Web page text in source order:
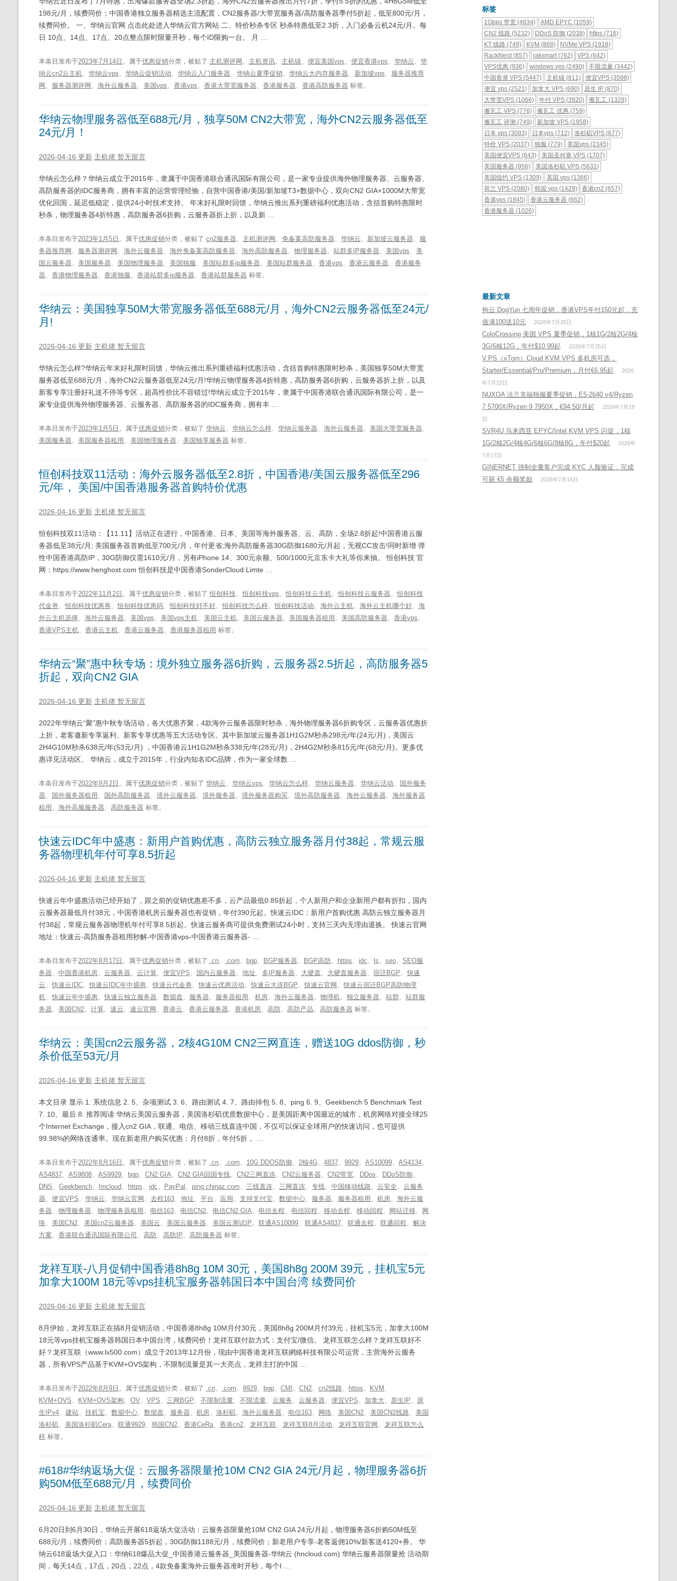
198元/月，续费同价；中国香港独立服务器精选主流配置，CN2服务器/大带宽服务器/高防服务器季付5折起，低至800元/月，
续费同价。 一、华纳云官网 点击此处进入华纳云官方网站 二、特价秒杀专区 秒杀特惠低至2.3折，入门必备云机24元/月。每
日 10点、14点、17点、20点整点限时限量开秒，每个ID限购一台。 月 …
本条目发布于2023年7月14日 。属于优惠促销分类，被贴了 主机测评网 、 主机资讯、 主机镇、 便宜美国vps、 便宜香港vps、 华纳云、 华
纳云cn2云主机、 华纳云vps、 华纳云促销活动、 华纳云入门服务器、 华纳云夏季促销、 华纳云大内存服务器、 新加坡vps、 服务器推荐
网 、 服务器测评网 、 海外云服务器、 美国vps、 香港vps、 香港大带宽服务器、 香港服务器、 香港高防服务器 标签。
华纳云物理服务器低至688元/月，独享50M CN2大带宽，海外CN2云服务器低至
24元/月！
2026-04-16 更新 主机佬 暂无留言
华纳云怎么样？华纳云成立于2015年，隶属于中国香港联合通讯国际有限公司，是一家专业提供海外物理服务器、云服务器、
高防服务器的IDC服务商，拥有丰富的运营管理经验，自营中国香港/美国/新加坡T3+数据中心，双向CN2 GIA+1000M大带宽
优化回国，延迟低稳定，提供24小时技术支持。 年末好礼限时回馈，华纳云推出系列重磅福利优惠活动，含括首购特惠限时
秒杀，物理服务器4折特惠，高防服务器6折购，云服务器折上折，以及新 …
本条目发布于2023年1月5日 。属于优惠促销分类，被贴了 cn2服务器、 主机测评网 、 免备案高防服务器、 华纳云、 新加坡云服务器、 服
务器推荐网 、 服务器测评网 、 海外云服务器、 海外免备案高防服务器、 海外高防服务器、 物理服务器、 站群多IP服务器、 美国vps、 美
国云服务器、 美国服务器、 美国物理服务器、 美国独服、 美国站群多ip服务器、 美国站群服务器、 香港vps、 香港云服务器、 香港服务
器、 香港物理服务器、 香港独服、 香港站群多ip服务器、 香港站群服务器 标签。
华纳云：美国独享50M大带宽服务器低至688元/月，海外CN2云服务器低至24元/
月!
2026-04-16 更新 主机佬 暂无留言
华纳云怎么样?华纳云年末好礼限时回馈，华纳云推出系列重磅福利优惠活动，含括首购特惠限时秒杀，美国独享50M大带宽
服务器低至688元/月，海外CN2云服务器低至24元/月!华纳云物理服务器4折特惠，高防服务器6折购，云服务器折上折，以及
新客专享注册好礼送不停等专区，超高性价比不容错过!华纳云成立于2015年，隶属于中国香港联合通讯国际有限公司，是一
家专业提供海外物理服务器、云服务器、高防服务器的IDC服务商，拥有丰 …
本条目发布于2023年1月5日 。属于优惠促销分类，被贴了 华纳云、 华纳云怎么样、 华纳云服务器、 海外云服务器、 美国大带宽服务器、
美国服务器、 美国服务器租用 、 美国物理服务器、 美国独享服务器 标签。
恒创科技双11活动：海外云服务器低至2.8折，中国香港/美国云服务器低至296
元/年， 美国/中国香港服务器首购特价优惠
2026-04-16 更新 主机佬 暂无留言
恒创科技双11活动：【11.11】活动正在进行，中国香港、日本、美国等海外服务器、云、高防，全场2.8折起!中国香港云服
务器低至38元/月; 美国服务器首购低至700元/月，年付更省;海外高防服务器30G防御1680元/月起，无视CC攻击!同时新增 弹
性中国香港高防IP，30G防御仅需1610元/月，另有iPhone 14、300元余额、500/1000元京东卡大礼等你来抽。 恒创科技 官
网：https://www.henghost.com 恒创科技是中国香港SonderCloud Limte …
本条目发布于2022年11月2日 。属于优惠促销分类，被贴了 恒创科技、 恒创科技vps、 恒创科技云主机、 恒创科技云服务器、 恒创科技
代金券、 恒创科技优惠券、 恒创科技优惠码、 恒创科技好不好、 恒创科技怎么样、 恒创科技活动、 海外云主机、 海外云主机哪个好、 海
外云主机选择、 海外云服务器、 美国vps、 美国vps主机、 美国云主机、 美国云服务器、 美国服务器租用 、 美国高防服务器、 香港vps、
香港VPS主机、 香港云主机、 香港云服务器、 香港服务器租用 标签。
华纳云“聚”惠中秋专场：境外独立服务器6折购，云服务器2.5折起，高防服务器5
折起，双向CN2 GIA
2026-04-16 更新 主机佬 暂无留言
2022年华纳云“聚”惠中秋专场活动，各大优惠齐聚，4款海外云服务器限时秒杀，海外物理服务器6折购专区，云服务器优惠折
上折，老客邀新专享返利、新客专享优惠等五大活动专区。其中新加坡云服务器1H1G2M秒杀298元/年(24元/月)，美国云
2H4G10M秒杀638元/年(53元/月) ，中国香港云1H1G2M秒杀338元/年(28元/月)，2H4G2M秒杀815元/年(68元/月)。更多优
惠详见活动区。 华纳云，成立于2015年，行业内知名IDC品牌，作为一家全球数 …
本条目发布于2022年9月2日 。属于优惠促销分类，被贴了 华纳云、 华纳云vps、 华纳云怎么样、 华纳云服务器、 华纳云活动、
国外服务
器、 国外服务器租用 、 国外高防服务器、 境外云服务器、 境外服务器、 境外服务器购买、 境外高防服务器、 海外云服务器、 海外服务器
租用 、 海外高服服务器、 高防服务器 标签。
快速云IDC年中盛惠：新用户首购优惠，高防云独立服务器月付38起，常规云服
务器物理机年付可享8.5折起
2026-04-16 更新 主机佬 暂无留言
快速云年中盛惠活动已经开始了，跟之前的促销优惠差不多，云产品最低0.85折起，个人新用户和企业新用户都有折扣，国内
云服务器最低月付38元，中国香港机房云服务器也有促销，年付390元起。快速云IDC：新用户首购优惠 高防云独立服务器月
付38起，常规云服务器物理机年付可享8.5折起。快速云服务商可提供免费测试24小时，支持三天内无理由退换。 快速云官网
地址：快速云-高防服务器租用秒解-中国香港vps-中国香港云服务器- …
本条目发布于2022年8月17日 。属于优惠促销分类，被贴了 .cn、 .com、 bgp、 BGP服务器、 BGP高防、 https、 idc、 ls、 seo、 SEO服
务器、 中国香港机房、 云服务器、 云计算、 便宜VPS、 国内云服务器、 地址、 多IP服务器、 大硬盘、 大硬盘服务器、 宿迁BGP、 快速
云、 快速云IDC、 快速云IDC年中盛惠、 快速云代金券、 快速云优惠活动、 快速云大连BGP、 快速云官网 、 快速云宿迁BGP高防物理
机、 快速云年中盛惠、 快速云独立服务器、 数据盘、 服务器、 服务器租用 、 机房、 海外云服务器、 物理机、 独立服务器、 站群、 站群服
务器、 美国CN2、 计算、 速云、 速云官网 、 香港云、 香港云服务器、 香港机房、 高防、 高防产品、 高防服务器 标签。
华纳云：美国cn2云服务器，2核4G10M CN2三网直连，赠送10G ddos防御，秒
杀价低至53元/月
2026-04-16 更新 主机佬 暂无留言
本文目录 显示 1. 系统信息 2. 5、杂项测试 3. 6、路由测试 4. 7、路由掉包 5. 8、ping 6. 9、Geekbench 5 Benchmark Test
7. 10、最后 8. 推荐阅读 华纳云美国云服务器，美国洛杉矶优质数据中心，是美国距离中国最近的城市，机房网络对接全球25
个Internet Exchange，接入cn2 GIA，联通、电信、移动三线直连中国，不仅可以保证全球用户的快速访问，也可提供
99.98%的网络连通率。现在新老用户购买优惠：月付8折，年付5折， …
本条目发布于2022年8月16日 。属于优惠促销分类，被贴了 .cn、 .com、 10G DDOS防御、 2核4G、 4837、 9929、 AS10099、 AS4134、
AS4837、 AS9808、 AS9929、 bgp、 CN2 GIA、 CN2 GIA回国专线、 CN2三网直连、 CN2云服务器、 CN2带宽、 DDos、 DDoS防御、
DNS、 Geekbench、 hncloud、 https、 idc、 PayPal 、 ping.chinaz.com、 三线直连、 三网直连、 专线、 中国移动线路、 云安全、 云服务
器、 便宜VPS、 华纳云、 华纳云官网 、 去程163、 地址、 平台、 应用 、 支持支付宝、 数据中心、 服务器、 服务器租用 、 机房、 海外云服
务器、 物理服务器、 物理服务器租用 、 电信163、 电信CN2、 电信CN2 GIA、 电信去程、 电信回程、 移动去程、 移动回程、 网站迁移、
网
络、 美国CN2、 美国cn2云服务器、 美国云、 美国云服务器、 美国云测试IP、 联通AS10099、 联通AS4837、 联通去程、 联通回程、 解决
方案、 香港联合通讯国际有限公司 、 高防、 高防IP、 高防服务器 标签。
龙祥互联-八月促销中国香港8h8g 10M 30元，美国8h8g 200M 39元，挂机宝5元
加拿大100M 18元等vps挂机宝服务器韩国日本中国台湾 续费同价
2026-04-16 更新 主机佬 暂无留言
8月伊始，龙祥互联正在搞8月促销活动，中国香港8h8g 10M月付30元，美国8h8g 200M月付39元，挂机宝5元，加拿大100M
18元等vps挂机宝服务器韩国日本中国台湾，续费同价！龙祥互联付款方式：支付宝/微信。 龙祥互联怎么样？龙祥互联好不
好？龙祥互联（www.lx500.com）成立于2013年12月份，现由中国香港龙祥互联網絡科技有限公司运营，主营海外云服务
器，所有VPS产品基于KVM+OVS架构，不限制流量是其一大亮点，龙祥主打的中国 …
本条目发布于2022年8月9日 。属于优惠促销分类，被贴了 .cn、 .com、 9929、 bgp、 CMI 、 CN2、 cn2线路、 https、 KVM 、
KVM+OVS、 KVM+OVS架构、 OV、 VPS、 三网BGP、 不限制流量、 不限流量、 云服务、 云服务器、 便宜VPS、 加拿大、 原生IP、 原
生IPv4、 建站、 挂机宝、 数据中心、 数据盘、 服务器、 机房、 洛杉矶、 海外云服务器、 电信163、 网络、 美国CN2、 美国CN2线路、 美国
洛杉矶、 美国洛杉矶Cera、 联通9929、 韩国CN2、 香港CeRa、 香港cn2、 龙祥互联、 龙祥互联8月活动、 龙祥互联官网 、 龙祥互联怎么
样 标签。
#618#华纳返场大促：云服务器限量抢10M CN2 GIA 24元/月起，物理服务器6折
购50M低至688元/月，续费同价
2026-04-16 更新 主机佬 暂无留言
6月20日到6月30日，华纳云开展618返场大促活动：云服务器限量抢10M CN2 GIA 24元/月起，物理服务器6折购50M低至
688元/月，续费同价；高防服务器5折起，30G防御1188元/月，续费同价；新老用户专享-老客返佣10%/新客送4120+券。 华
纳云618返场大促入口：华纳618爆品大促_中国香港云服务器_美国服务器-华纳云 (hncloud.com) 华纳云服务器限量抢 活动期
间，每天14点，17点，20点，22点，4款免备案海外云服务器准时开秒，每个I …
标签
1Gbps 带宽 (4634) AMD EPYC (1059)
CN2 线路 (5232) DDoS 防御(2038) https (716)
KT 线路 (749) KVM (868) NVMe VPS (1918)
RackNerd (857) raksmart(762) VPS (642)
VPS优惠 (936) windows vps(2490) 不限流量 (3442)
中国香港 VPS (5447) 主机镇(811) 便宜VPS (3598)
便宜 vps (2521) 加拿大 VPS(690) 原生 IP (870)
大带宽VPS (1066) 年付 VPS(3920) 搬瓦工 (1328)
搬瓦工 VPS (776) 搬瓦工 优惠(759)
搬瓦工 评测 (749) 新加坡 VPS(1958)
日本 vps (3093) 日本vps(712) 洛杉矶VPS (677)
特价 VPS (2037) 独服 (779) 美国vps (2345)
美国便宜VPS (643) 美国圣何塞 VPS(1707)
美国服务器 (956) 美国洛杉矶 VPS(5631)
美国纽约 VPS (1309) 英国 vps(1366)
荷兰 VPS (2080) 韩国 vps(1429) 香港cn2 (657)
香港vps (1845) 香港云服务器 (662)
香港服务器 (1026)
最新文章
狗云 DogYun 七周年促销，香港VPS年付150元起，充
值满100送10元
2026年7月26日
ColoCrossing 美国 VPS 夏季促销，1核1G/2核2G/4核
3G/6核12G，年付$10.99起
2026年7月25日
V.PS（xTom）Cloud KVM VPS 多机房可选，
Starter/Essential/Pro/Premium，月付€6.95起
2026
年7月22日
NUXOA 法兰克福独服夏季促销，E5-2640 v4/Ryzen
7 5700X/Ryzen 9 7950X，€94.50/月起
2026年7月19
日
SVR4U 马来西亚 EPYC/Intel KVM VPS 闪促，1核
1G/2核2G/4核4G/6核6G/8核8G，年付$20起
2026年
7月17日
GINERNET 强制全量客户完成 KYC 人脸验证，完成
可获 €5 余额奖励
2026年7月14日